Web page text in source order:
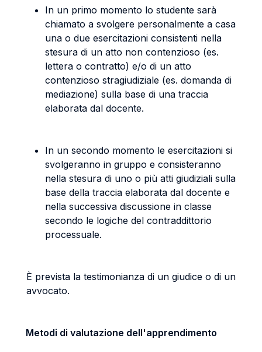
In un primo momento lo studente sarà
chiamato a svolgere personalmente a casa
una o due esercitazioni consistenti nella
stesura di un atto non contenzioso (es.
lettera o contratto) e/o di un atto
contenzioso stragiudiziale (es. domanda di
mediazione) sulla base di una traccia
elaborata dal docente.
In un secondo momento le esercitazioni si
svolgeranno in gruppo e consisteranno
nella stesura di uno o più atti giudiziali sulla
base della traccia elaborata dal docente e
nella successiva discussione in classe
secondo le logiche del contraddittorio
processuale.
È prevista la testimonianza di un giudice o di un
avvocato.
Metodi di valutazione dell'apprendimento